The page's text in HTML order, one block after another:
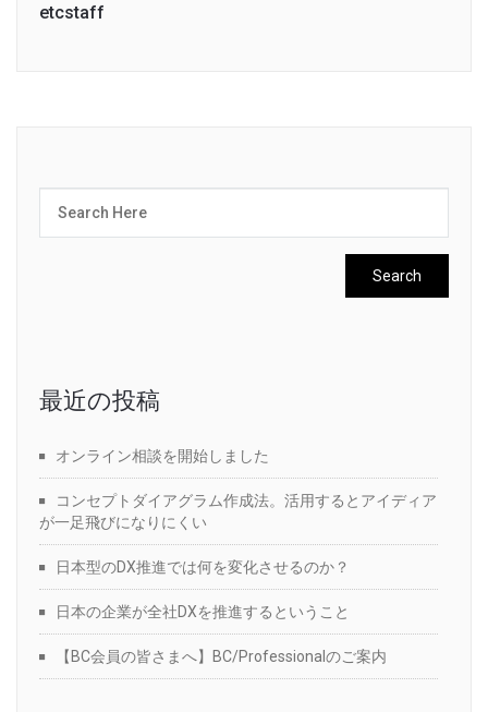
etcstaff
最近の投稿
オンライン相談を開始しました
コンセプトダイアグラム作成法。活用するとアイディア
が一足飛びになりにくい
日本型のDX推進では何を変化させるのか？
日本の企業が全社DXを推進するということ
【BC会員の皆さまへ】BC/Professionalのご案内